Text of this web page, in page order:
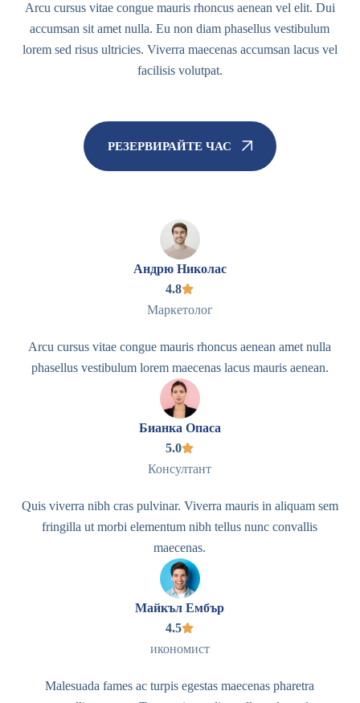
Arcu cursus vitae congue mauris rhoncus aenean vel elit. Dui
accumsan sit amet nulla. Eu non diam phasellus vestibulum
lorem sed risus ultricies. Viverra maecenas accumsan lacus vel
facilisis volutpat.
РЕЗЕРВИРАЙТЕ ЧАС
Андрю Николас
4.8
Маркетолог
Arcu cursus vitae congue mauris rhoncus aenean amet nulla
phasellus vestibulum lorem maecenas lacus mauris aenean.
Бианка Опаса
5.0
Консултант
Quis viverra nibh cras pulvinar. Viverra mauris in aliquam sem
fringilla ut morbi elementum nibh tellus nunc convallis
maecenas.
Майкъл Ембър
4.5
икономист
Malesuada fames ac turpis egestas maecenas pharetra